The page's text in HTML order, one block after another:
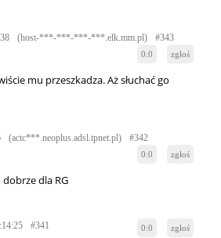
(host-***-***-***-***.elk.mm.pl) #343
0:0 zgłoś
mu przeszkadza. Aż słuchać go
(actc***.neoplus.adsl.tpnet.pl) #342
0:0 zgłoś
dobrze dla RG
#341 0:0 zgłoś